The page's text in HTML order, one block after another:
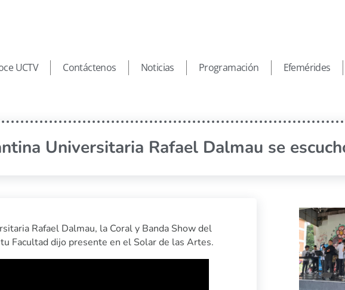
UCTV Contáctenos Noticias Programación Efemérides
Universitaria Rafael Dalmau se
Rafael Dalmau, la Coral y Banda Show del
Facultad dijo presente en el Solar de las Artes.